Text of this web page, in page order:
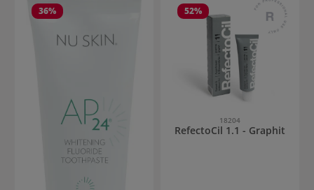
36% 52%
18204
RefectoCil 1.1 - Graphit